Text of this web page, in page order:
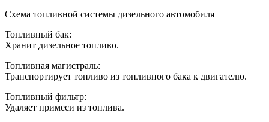
Схема топливной системы дизельного автомобиля
Топливный бак:
Хранит дизельное топливо.
Топливная магистраль:
Транспортирует топливо из топливного бака к двигателю.
Топливный фильтр:
Удаляет примеси из топлива.